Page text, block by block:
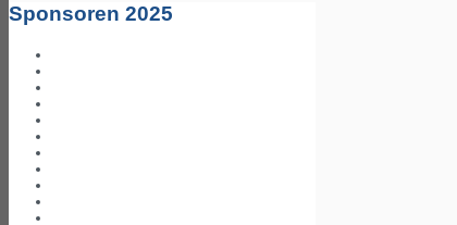
Sponsoren 2025